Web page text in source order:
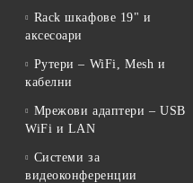
Rack шкафове 19" и
аксесоари
Рутери – WiFi, Mesh и
кабелни
Мрежови адаптери – USB
WiFi и LAN
Системи за
видеоконференции